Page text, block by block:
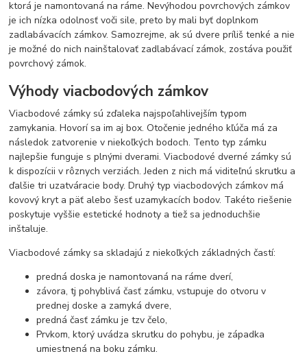
ktorá je namontovaná na ráme. Nevýhodou povrchových zámkov
je ich nízka odolnosť voči sile, preto by mali byť doplnkom
zadlabávacích zámkov. Samozrejme, ak sú dvere príliš tenké a nie
je možné do nich nainštalovať zadlabávací zámok, zostáva použiť
povrchový zámok.
Výhody viacbodových zámkov
Viacbodové zámky sú zďaleka najspoľahlivejším typom
zamykania. Hovorí sa im aj box. Otočenie jedného kľúča má za
následok zatvorenie v niekoľkých bodoch. Tento typ zámku
najlepšie funguje s plnými dverami. Viacbodové dverné zámky sú
k dispozícii v rôznych verziách. Jeden z nich má viditeľnú skrutku a
ďalšie tri uzatváracie body. Druhý typ viacbodových zámkov má
kovový kryt a päť alebo šesť uzamykacích bodov. Takéto riešenie
poskytuje vyššie estetické hodnoty a tiež sa jednoduchšie
inštaluje.
Viacbodové zámky sa skladajú z niekoľkých základných častí:
predná doska je namontovaná na ráme dverí,
závora, tj pohyblivá časť zámku, vstupuje do otvoru v
prednej doske a zamyká dvere,
predná časť zámku je tzv čelo,
Prvkom, ktorý uvádza skrutku do pohybu, je západka
umiestnená na boku zámku.